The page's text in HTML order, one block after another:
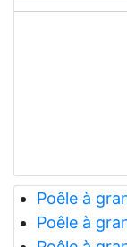
Poêle à
Poêle à